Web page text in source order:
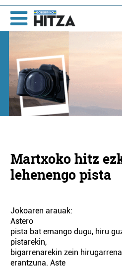
Martxoko hitz
lehenengo pista
Jokoaren arauak:
Astero
pista bat emango dugu, hiru
pistarekin,
bigarrenarekin zein
erantzuna. Aste